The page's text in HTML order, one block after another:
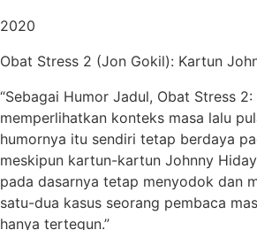
2020
Obat Stress 2 (Jon Gokil): Kartun
“Sebagai Humor Jadul, Obat Stress
memperlihatkan konteks masa lalu
humornya itu sendiri tetap berdaya
meskipun kartun-kartun Johnny
pada dasarnya tetap menyodok dan
satu-dua kasus seorang pembaca
hanya tertegun.”